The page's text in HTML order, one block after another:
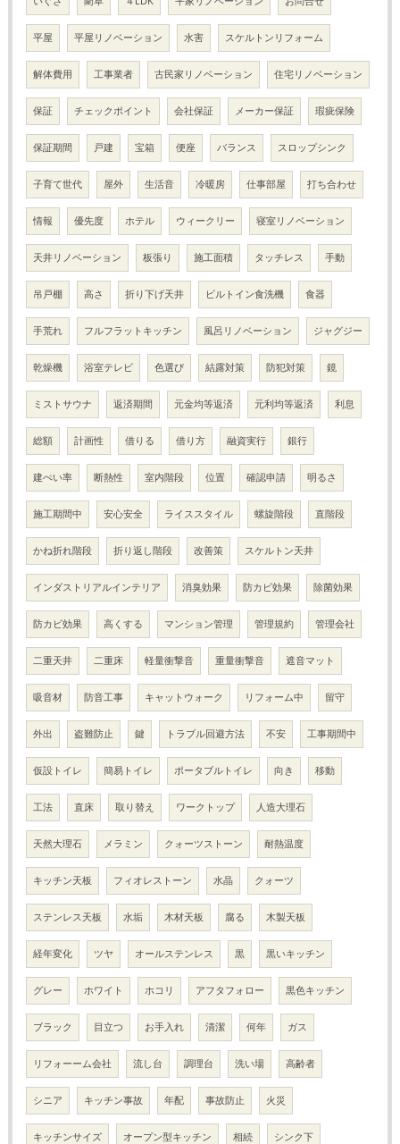
平屋 平屋リノベーション 水害 スケルトンリフォーム
解体費用 工事業者 古民家リノベーション 住宅リノベーション
保証 チェックポイント 会社保証 メーカー保証 瑕疵保険
保証期間 戸建 宝箱 便座 バランス スロップシンク
子育て世代 屋外 生活音 冷暖房 仕事部屋 打ち合わせ
情報 優先度 ホテル ウィークリー 寝室リノベーション
天井リノベーション 板張り 施工面積 タッチレス 手動
吊戸棚 高さ 折り下げ天井 ビルトイン食洗機 食器
手荒れ フルフラットキッチン 風呂リノベーション ジャグジー
乾燥機 浴室テレビ 色選び 結露対策 防犯対策 鏡
ミストサウナ 返済期間 元金均等返済 元利均等返済 利息
総額 計画性 借りる 借り方 融資実行 銀行
建ぺい率 断熱性 室内階段 位置 確認申請 明るさ
施工期間中 安心安全 ライススタイル 螺旋階段 直階段
かね折れ階段 折り返し階段 改善策 スケルトン天井
インダストリアルインテリア 消臭効果 防カビ効果 除菌効果
防カビ効果 高くする マンション管理 管理規約 管理会社
二重天井 二重床 軽量衝撃音 重量衝撃音 遮音マット
吸音材 防音工事 キャットウォーク リフォーム中 留守
外出 盗難防止 鍵 トラブル回避方法 不安 工事期間中
仮設トイレ 簡易トイレ ポータブルトイレ 向き 移動
工法 直床 取り替え ワークトップ 人造大理石
天然大理石 メラミン クォーツストーン 耐熱温度
キッチン天板 フィオレストーン 水晶 クォーツ
ステンレス天板 水垢 木材天板 腐る 木製天板
経年変化 ツヤ オールステンレス 黒 黒いキッチン
グレー ホワイト ホコリ アフタフォロー 黒色キッチン
ブラック 目立つ お手入れ 清潔 何年 ガス
リフォーーム会社 流し台 調理台 洗い場 高齢者
シニア キッチン事故 年配 事故防止 火災
キッチンサイズ オープン型キッチン 相続 シンク下